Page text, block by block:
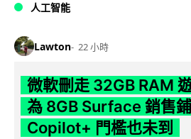
人工智能
Lawton 22 小時
微軟刪走 32GB RAM
為 8GB Surface 銷售
Copilot+ 門檻也未到